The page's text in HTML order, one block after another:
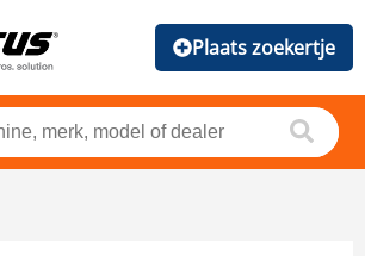
Plaats zoekertje